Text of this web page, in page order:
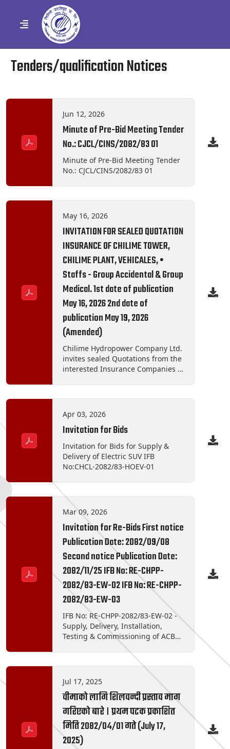
Tenders/qualification Notices
Jun 12, 2026
Minute of Pre-Bid Meeting Tender
No.: CJCL/CINS/2082/83 01
Minute of Pre-Bid Meeting Tender
No.: CJCL/CINS/2082/83 01
May 16, 2026
INVITATION FOR SEALED QUOTATION
INSURANCE OF CHILIME TOWER,
CHILIME PLANT, VEHICALES, •
Staffs - Group Accidental & Group
Medical. 1st date of publication
May 16, 2026 2nd date of
publication May 19, 2026
(Amended)
Chilime Hydropower Company Ltd.
invites sealed Quotations from the
interested Insurance Companies •
central office building (CHILIME
TOWER) and various physical
assets located within the
compound located in Kathmandu.
Ward No. 4 Dhumbarahi. • Plant -
Comprehensive insurance of
various assets of the Chilime
Hydropower Plant. • Vehicles –
Verious 4 wheeler and 2 wheller. •
Staffs - Group Accidental
Insurance Policy (GPA) • Staffs -
Group Medical Insurance Policy
(GMI)
Apr 03, 2026
Invitation for Bids
Invitation for Bids for Supply &
Delivery of Electric SUV IFB
No:CHCL-2082/83-HOEV-01
Mar 09, 2026
Invitation for Re-Bids First notice
Publication Date: 2082/09/08
Second notice Publication Date:
2082/11/25 IFB No: RE-CHPP-
2082/83-EW-02 IFB No: RE-CHPP-
2082/83-EW-03
IFB No: RE-CHPP-2082/83-EW-02 -
Supply, Delivery, Installation,
Testing & Commissioning of ACB
Panel and Generator’s Parameter
Panel at CHPP, Syafrubensi,
Rasuwa. IFB No: RE-CHPP-2082/83-
EW-03 - Calibration Services at
CHPP, Syafrubensi, Rasuwa.
Jul 17, 2025
वीमाको लागि शिलवन्दी प्रस्ताव माग
गरिएको बारे । प्रथम पटक प्रकाशित
मिति २०८२/०४/०१ गते (July 17,
2025)